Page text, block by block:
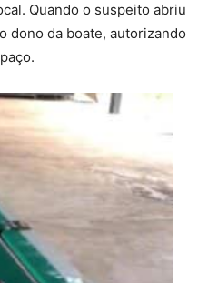
Quando o suspeito abriu
dono da boate, autorizando